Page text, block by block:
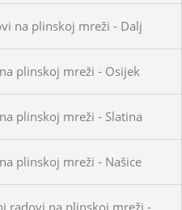
na plinskoj mreži - Dalj
plinskoj mreži - Osijek
plinskoj mreži - Slatina
plinskoj mreži - Našice
radovi na plinskoj mreži -